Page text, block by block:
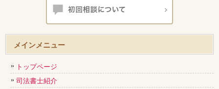
メインメニュー
トップページ
司法書士紹介